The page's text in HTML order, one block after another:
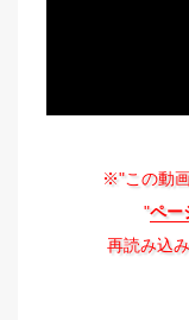
※"この動
"ペー
再読み込